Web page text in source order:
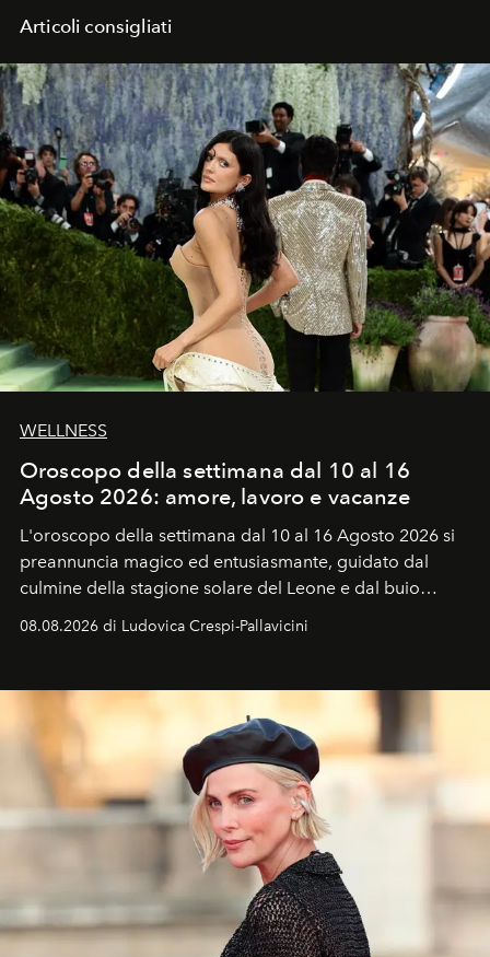
Articoli consigliati
WELLNESS
Oroscopo della settimana dal 10 al 16
Agosto 2026: amore, lavoro e vacanze
L'oroscopo della settimana dal 10 al 16 Agosto 2026 si
preannuncia magico ed entusiasmante, guidato dal
culmine della stagione solare del Leone e dal buio
favorevole della Luna nuova in Leone del 12 agosto,
ideale per la notte delle Perseidi.
08.08.2026 di Ludovica Crespi-Pallavicini